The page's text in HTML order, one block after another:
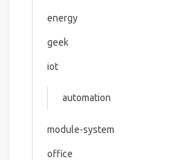
energy
geek
iot
automation
module-system
office